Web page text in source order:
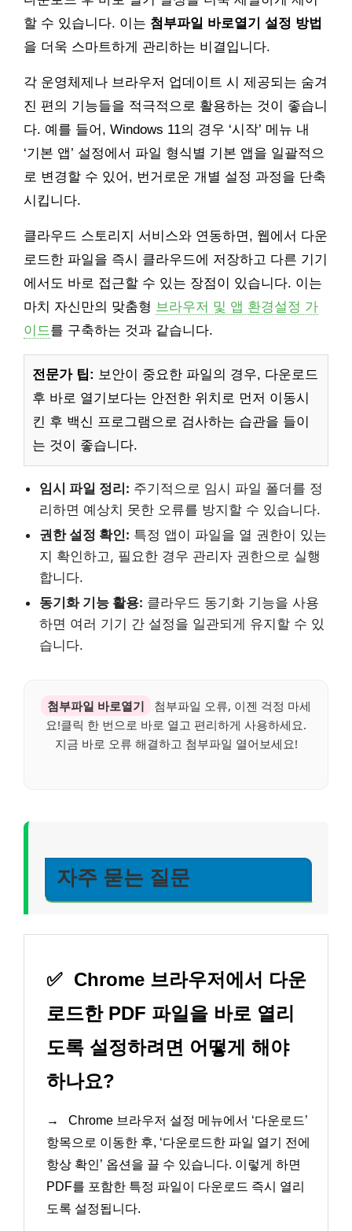
할 수 있습니다. 이는 첨부파일 바로열기 설정 방법
을 더욱 스마트하게 관리하는 비결입니다.
각 운영체제나 브라우저 업데이트 시 제공되는 숨겨
진 편의 기능들을 적극적으로 활용하는 것이 좋습니
다. 예를 들어, Windows 11의 경우 ‘시작’ 메뉴 내
‘기본 앱’ 설정에서 파일 형식별 기본 앱을 일괄적으
로 변경할 수 있어, 번거로운 개별 설정 과정을 단축
시킵니다.
클라우드 스토리지 서비스와 연동하면, 웹에서 다운
로드한 파일을 즉시 클라우드에 저장하고 다른 기기
에서도 바로 접근할 수 있는 장점이 있습니다. 이는
마치 자신만의 맞춤형 브라우저 및 앱 환경설정 가
이드를 구축하는 것과 같습니다.
전문가 팁: 보안이 중요한 파일의 경우, 다운로드
후 바로 열기보다는 안전한 위치로 먼저 이동시
킨 후 백신 프로그램으로 검사하는 습관을 들이
는 것이 좋습니다.
임시 파일 정리: 주기적으로 임시 파일 폴더를 정
리하면 예상치 못한 오류를 방지할 수 있습니다.
권한 설정 확인: 특정 앱이 파일을 열 권한이 있는
지 확인하고, 필요한 경우 관리자 권한으로 실행
합니다.
동기화 기능 활용: 클라우드 동기화 기능을 사용
하면 여러 기기 간 설정을 일관되게 유지할 수 있
습니다.
첨부파일 바로열기
첨부파일 오류, 이젠 걱정 마세
요!클릭 한 번으로 바로 열고 편리하게 사용하세요.
지금 바로 오류 해결하고 첨부파일 열어보세요!
자주 묻는 질문
✅ Chrome 브라우저에서 다운
로드한 PDF 파일을 바로 열리
도록 설정하려면 어떻게 해야
하나요?
→
Chrome 브라우저 설정 메뉴에서 ‘다운로드’
항목으로 이동한 후, ‘다운로드한 파일 열기 전에
항상 확인’ 옵션을 끌 수 있습니다. 이렇게 하면
PDF를 포함한 특정 파일이 다운로드 즉시 열리
도록 설정됩니다.